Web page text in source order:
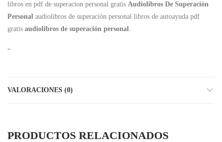
libros en pdf de superacion personal gratis Audiolibros De Superación
Personal audiolibros de superación personal libros de autoayuda pdf
gratis audiolibros de superación personal.
“
VALORACIONES (0)
PRODUCTOS RELACIONADOS